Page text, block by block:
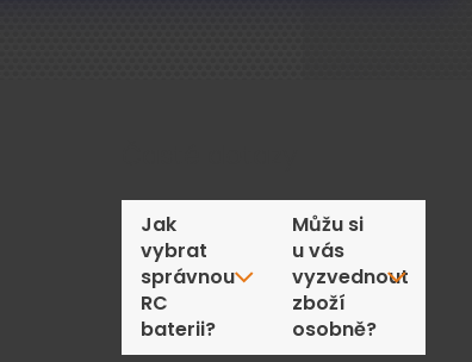
Jak
vybrat
správnou
RC
baterii?
Můžu si
u vás
vyzvednout
zboží
osobně?